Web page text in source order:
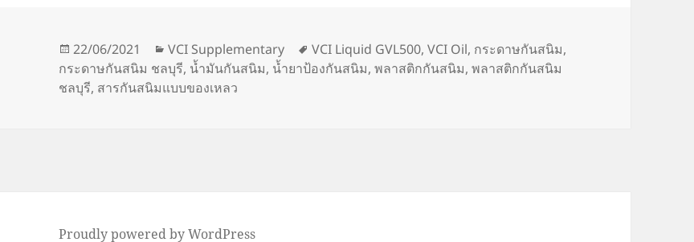
Posted
on
22/06/2021 Categories
VCI Supplementary Tags
VCI Liquid GVL500,VCI Oil, กระดาษกันสนิม,
กระดาษกันสนิม ชลบุรี, น้ำมันกันสนิม, น้ำยาป้องกันสนิม,พลาสติกกันสนิม,พลาสติกกันสนิม
ชลบุรี, สารกันสนิมแบบของเหลว
Proudly powered by WordPress